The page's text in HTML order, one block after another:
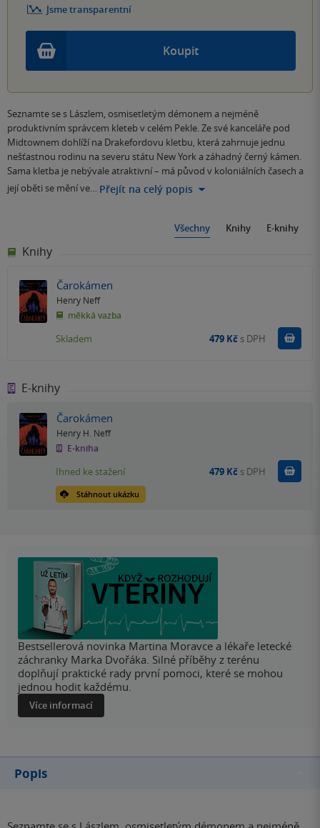
Koupit
Jsme transparentní
Seznamte se s Lászlem, osmisetletým démonem a nejméně
produktivním správcem kleteb v celém Pekle. Ze své kanceláře pod
Midtownem dohlíží na Drakefordovu kletbu, která zahrnuje jednu
nešťastnou rodinu na severu státu New York a záhadný černý kámen.
Sama kletba je nebývale atraktivní – má původ v koloniálních časech a
její oběti se mění ve… Přejít na celý popis
Všechny Knihy E-knihy
Knihy
Čarokámen
Henry Neff
měkká vazba
Skladem 479 Kč s DPH
E-knihy
Čarokámen
Henry H. Neff
E-kniha
Stáhnout ukázku
Ihned ke stažení 479 Kč s DPH Koupit
Bestsellerová novinka Martina Moravce a lékaře letecké
záchranky Marka Dvořáka. Silné příběhy z terénu
doplňují praktické rady první pomoci, které se mohou
jednou hodit každému.
Více informací
Popis